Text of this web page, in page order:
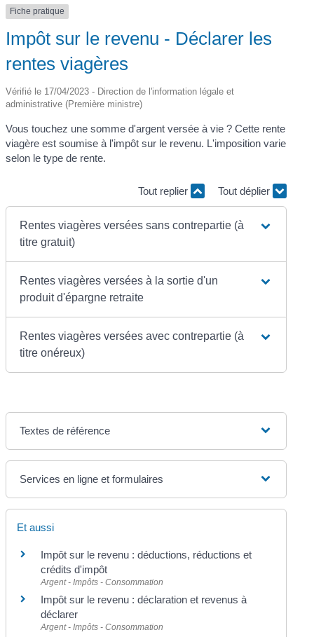
Fiche pratique
Impôt sur le revenu - Déclarer les
rentes viagères
Vérifié le 17/04/2023 - Direction de l'information légale et
administrative (Première ministre)
Vous touchez une somme d'argent versée à vie ? Cette rente
viagère est soumise à l'impôt sur le revenu. L'imposition varie
selon le type de rente.
Tout replier Tout déplier
Rentes viagères versées sans contrepartie (à
titre gratuit)
Rentes viagères versées à la sortie d'un
produit d'épargne retraite
Rentes viagères versées avec contrepartie (à
titre onéreux)
Textes de référence
Services en ligne et formulaires
Et aussi
Impôt sur le revenu : déductions, réductions et
crédits d'impôt
Argent - Impôts - Consommation
Impôt sur le revenu : déclaration et revenus à
déclarer
Argent - Impôts - Consommation